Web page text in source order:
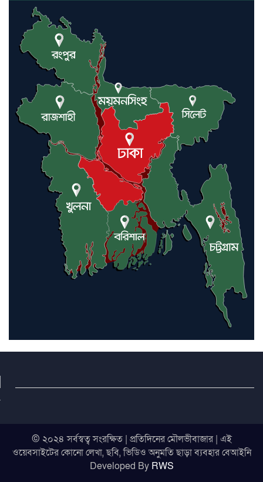
গলিত মরদেহ উদ্ধার
লন্ডনে আদমপুর ইউনাইটেড কলেজ
বাস্তবায়ন নিয়ে আলোচনা সভা
আন্তর্জাতিক মানবাধিকার সম্মেলনে
বিশেষ সম্মাননা পেলেন ফারুক খাঁন,
শ্রীমঙ্গলে সংবর্ধনা
© ২০২৪ সর্বস্বত্ব সংরক্ষিত | প্রতিদিনের মৌলভীবাজার | এই
ওয়েবসাইটের কোনো লেখা, ছবি, ভিডিও অনুমতি ছাড়া ব্যবহার বেআইনি
Developed By RWS